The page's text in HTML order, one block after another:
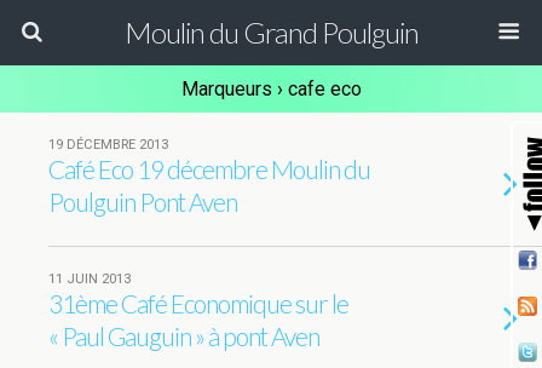
Moulin du Grand Poulguin
Marqueurs › cafe eco
19 DÉCEMBRE 2013
Café Eco 19 décembre Moulin du
Poulguin Pont Aven
11 JUIN 2013
31ème Café Economique sur le
« Paul Gauguin » à pont Aven